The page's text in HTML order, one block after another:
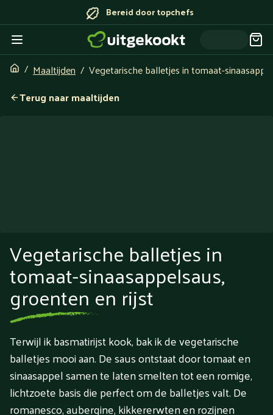
Bereid door topchefs
Maaltijden
Vegetarische balletjes in tomaat-
Terug naar maaltijden
Vegetarische balletjes in
tomaat-sinaasappelsaus,
groenten en rijst
Terwijl ik basmatirijst kook, bak ik de vegetarische
balletjes mooi aan. De saus ontstaat door tomaat en
sinaasappel samen te laten smelten tot een romige,
lichtzoete basis die perfect om de balletjes valt. De
romanesco, aubergine, kikkererwten en rozijnen